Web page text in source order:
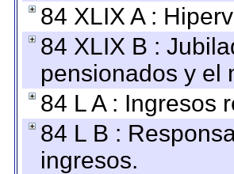
84 XLIX A :
84 XLIX B :
pensionados y el
84 L A : Ingresos
84 L B :
ingresos.